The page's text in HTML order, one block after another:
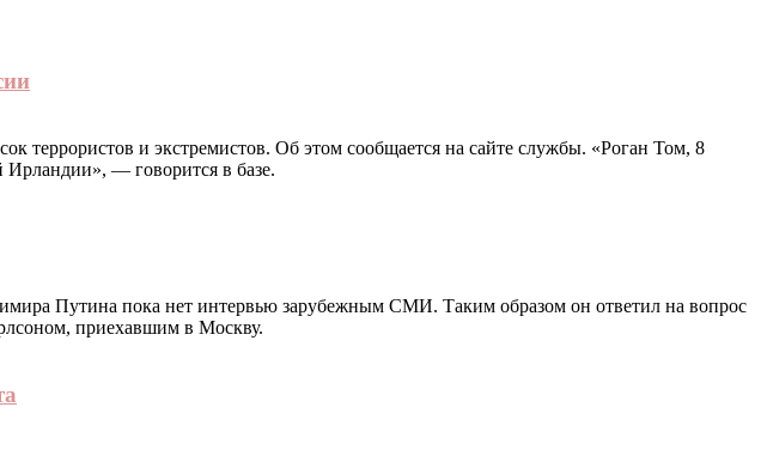
террористов и экстремистов. Об этом сообщается на сайте службы. «Роган Том, 8
Ирландии», — говорится в базе.
Путина пока нет интервью зарубежным СМИ. Таким образом он ответил на вопрос
приехавшим в Москву.